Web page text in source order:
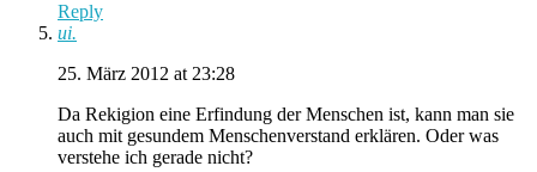
Reply
ui.
25. März 2012 at 23:28
Da Rekigion eine Erfindung der Menschen ist, kann man sie
auch mit gesundem Menschenverstand erklären. Oder was
verstehe ich gerade nicht?